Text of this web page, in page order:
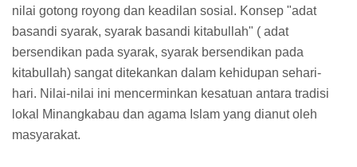
nilai gotong royong dan keadilan sosial. Konsep "adat
basandi syarak, syarak basandi kitabullah" ( adat
bersendikan pada syarak, syarak bersendikan pada
kitabullah) sangat ditekankan dalam kehidupan sehari-
hari. Nilai-nilai ini mencerminkan kesatuan antara tradisi
lokal Minangkabau dan agama Islam yang dianut oleh
masyarakat.